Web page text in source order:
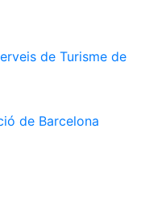
de Turisme de
de Barcelona